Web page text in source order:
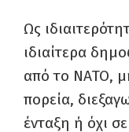
Ως
ιδιαίτερα
από το ΝΑΤΟ,
πορεία,
ένταξη ή όχι